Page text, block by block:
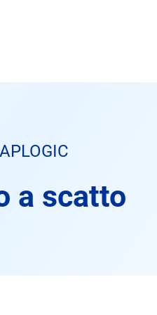
a scatto